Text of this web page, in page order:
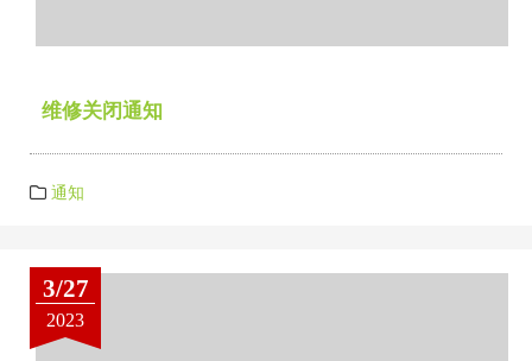
维修关闭通知
通知
3/27
2023